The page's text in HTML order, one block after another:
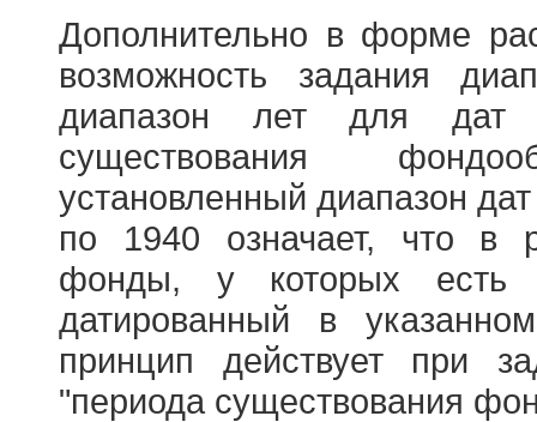
Дополнительно в форме
возможность задания
диапазон лет для
существования
установленный диапазон
по 1940 означает, что в
фонды, у которых есть
датированный в
принцип действует при
"периода существования